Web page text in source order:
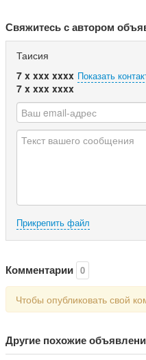
Свяжитесь с автором
Таисия
7 x xxx xxxx Показать
7 x xxx xxxx
Прикрепить файл
Комментарии 0
Чтобы опубликовать свой
Другие похожие